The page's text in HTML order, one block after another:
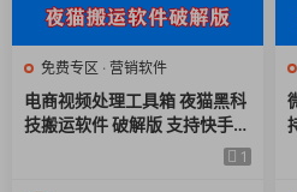
免费专区 · 营销软件
电商视频处理工具箱 夜猫黑科
技搬运软件 破解版 支持快手和
1